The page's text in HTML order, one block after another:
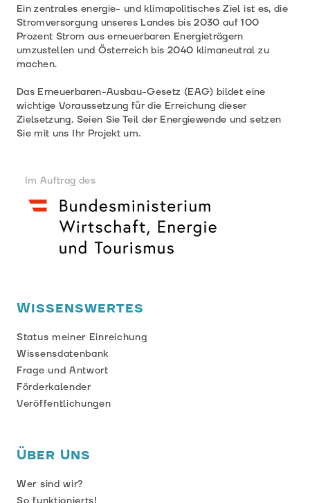
Wissenswertes
Über Uns
Ein zentrales energie- und klimapolitisches Ziel ist es, die
Stromversorgung unseres Landes bis 2030 auf 100
Prozent Strom aus erneuerbaren Energieträgern
umzustellen und Österreich bis 2040 klimaneutral zu
machen.
Das Erneuerbaren-Ausbau-Gesetz (EAG) bildet eine
wichtige Voraussetzung für die Erreichung dieser
Zielsetzung. Seien Sie Teil der Energiewende und setzen
Sie mit uns Ihr Projekt um.
Im Auftrag des
Status meiner Einreichung
Wissensdatenbank
Frage und Antwort
Förderkalender
Veröffentlichungen
Wer sind wir?